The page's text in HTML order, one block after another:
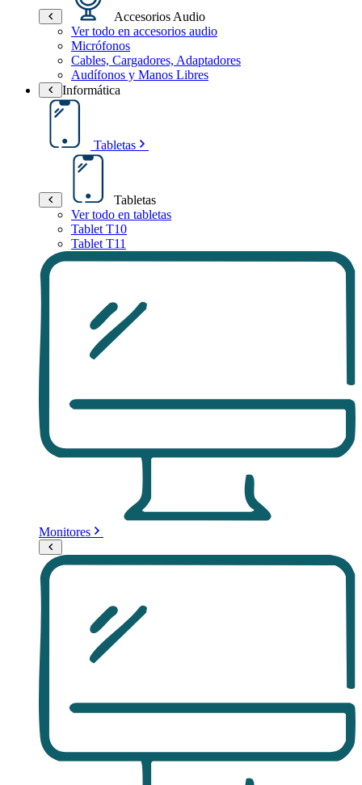
Accesorios Audio
Ver todo en accesorios audio
Micrófonos
Cables, Cargadores, Adaptadores
Audífonos y Manos Libres
Informática
Tabletas
Tabletas
Ver todo en tabletas
Tablet T10
Tablet T11
Monitores